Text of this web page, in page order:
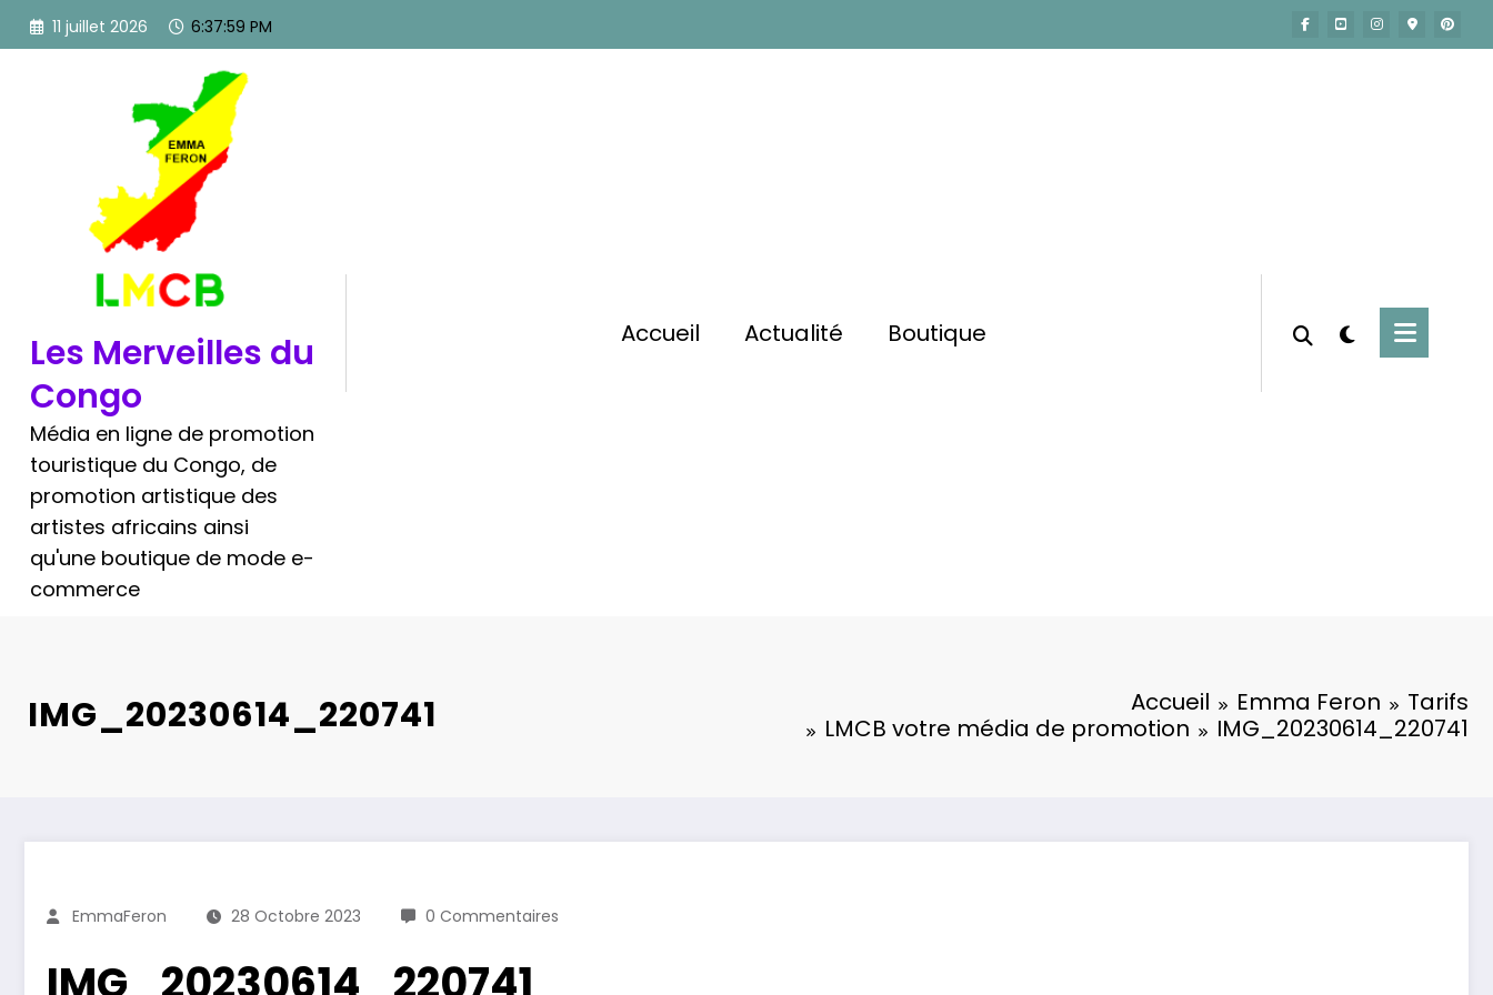
Aller
11 juillet 2026 6:37:59 PM
Les Merveilles du
Congo
Média en ligne de promotion
touristique du Congo, de
promotion artistique des
artistes africains ainsi
qu'une boutique de mode e-
commerce
Accueil Actualité Boutique
IMG_20230614_220741 Accueil Emma Feron
Tarifs
LMCB votre média de promotion
IMG_20230614_220741
EmmaFeron 28 Octobre 2023 0 Commentaires